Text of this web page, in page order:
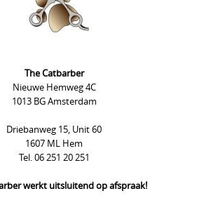
The Catbarber
Nieuwe Hemweg 4C
1013 BG Amsterdam
Driebanweg 15, Unit 60
1607 ML Hem
Tel. 06 251 20 251
werkt uitsluitend op afspraak!